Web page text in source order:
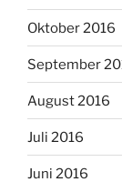
Oktober 2016
September
August 2016
Juli 2016
Juni 2016